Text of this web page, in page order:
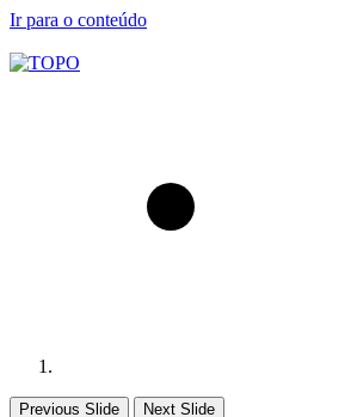
Ir para o conteúdo
Previous Slide Next Slide